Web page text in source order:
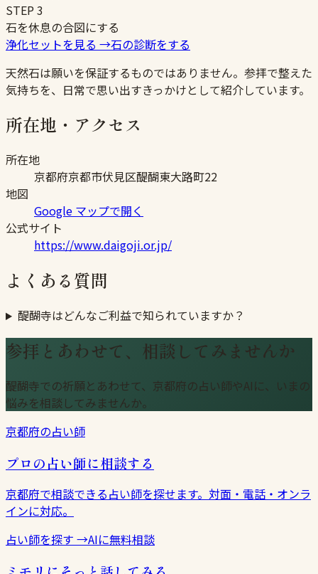
STEP3
石を休息の合図にする
浄化セットを見る →石の診断をする
天然石は願いを保証するものではありません。参拝で整えた
気持ちを、日常で思い出すきっかけとして紹介しています。
所在地・アクセス
所在地
京都府京都市伏見区醍醐東大路町22
地図
Google マップで開く
公式サイト
https://www.daigoji.or.jp/
よくある質問
醍醐寺はどんなご利益で知られていますか？
参拝とあわせて、相談してみませんか
醍醐寺での祈願とあわせて、京都府の占い師やAIに、いまの
悩みを相談してみませんか。
京都府の占い師
プロの占い師に相談する
京都府で相談できる占い師を探せます。対面・電話・オンラ
インに対応。
占い師を探す →AIに無料相談